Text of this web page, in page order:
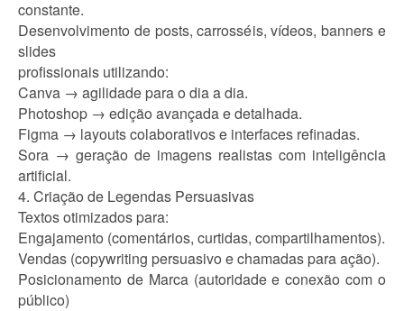
constante.
Desenvolvimento de posts, carrosséis, vídeos, banners e
slides
profissionais utilizando:
Canva → agilidade para o dia a dia.
Photoshop → edição avançada e detalhada.
Figma → layouts colaborativos e interfaces refinadas.
Sora → geração de imagens realistas com inteligência
artificial.
4. Criação de Legendas Persuasivas
Textos otimizados para:
Engajamento (comentários, curtidas, compartilhamentos).
Vendas (copywriting persuasivo e chamadas para ação).
Posicionamento de Marca (autoridade e conexão com o
público)